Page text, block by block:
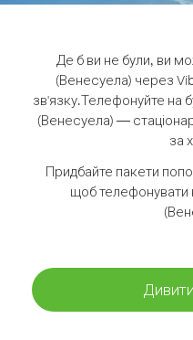
Де б ви не були, ви
(Венесуела) через
зв'язку.Телефонуйте на
(Венесуела) —
за
Придбайте пакети
щоб